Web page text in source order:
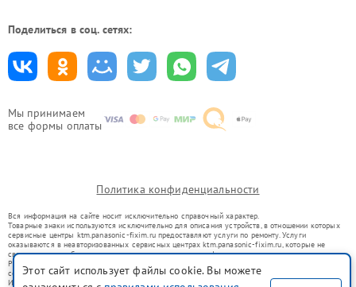
Мы принимаем
все формы оплаты
Поделиться в соц. сетях:
Политика конфиденциальности
Вся информация на сайте носит исключительно справочный характер.
Товарные знаки используются исключительно для описания устройств, в отношении которых
сервисные центры ktm.panasonic-fixim.ru предоставляют услуги по ремонту. Услуги
оказываются в неавторизованных сервисных центрах ktm.panasonic-fixim.ru, которые не
связаны с правообладателями товарных знаков или их официальными представителями.
Ремонт осуществляется для устройств, уже введенных в гражданский оборот в соответствии
со статьей 1487 ГК РФ.
Использование товарных знаков не преследует цели индивидуализации услуг или введения
Этот сайт использует файлы cookie. Вы можете